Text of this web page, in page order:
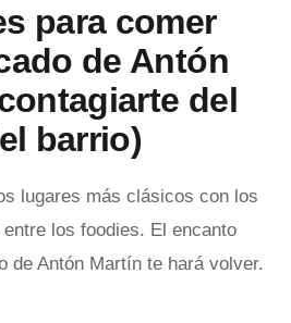
para comer
de Antón
del
barrio)
lugares más clásicos con los
los foodies. El encanto
de Antón Martín te hará volver.